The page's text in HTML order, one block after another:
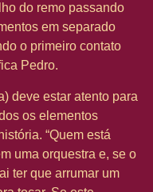
do remo passando
em separado
o primeiro contato
Pedro.
deve estar atento para
os elementos
“Quem está
uma orquestra e, se o
ter que arrumar um